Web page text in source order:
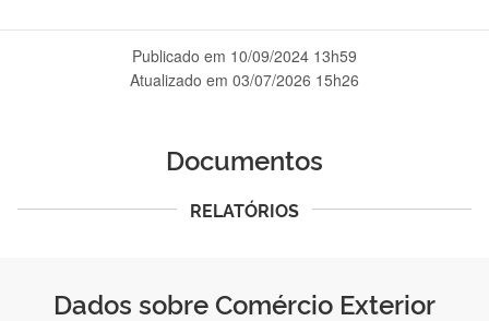
Publicado em 10/09/2024 13h59
Atualizado em 03/07/2026 15h26
Documentos
RELATÓRIOS
Dados sobre Comércio Exterior